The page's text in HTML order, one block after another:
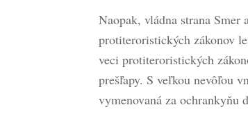
Naopak, vládna strana
protiteroristických zákonov
veci protiteroristických
prešľapy. S veľkou nevôľou
vymenovaná za ochrankyňu